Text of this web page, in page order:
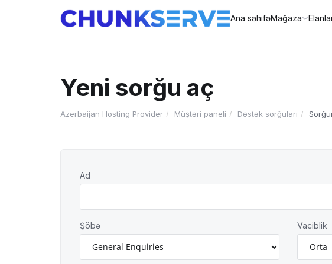
Ana səhifəMağaza
Yeni sorğu aç
Azerbaijan Hosting Provider Müştəri paneli Dəstək sorğuları
Ad
Şöbə Vaciblik